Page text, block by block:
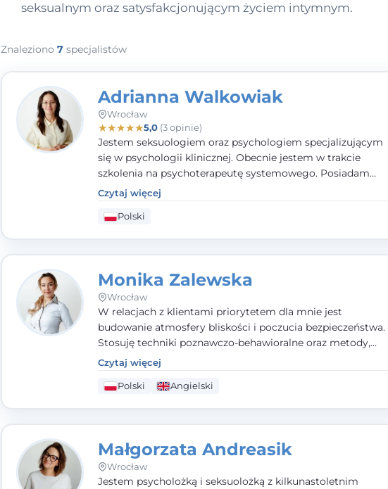
seksualnym oraz satysfakcjonującym życiem intymnym.
Znaleziono 7 specjalistów
Adrianna Walkowiak
Wrocław
★★★★★5,0(3 opinie)
Jestem seksuologiem oraz psychologiem specjalizującym
się w psychologii klinicznej. Obecnie jestem w trakcie
szkolenia na psychoterapeutę systemowego. Posiadam
status członka nadzwyczajnego Wielkopolskiego
TowarzystwaTerapii Systemowejoraz należę do Polskiego
Towarzystwa Psychiatrycznego. W mojej pracy na
zasobach.
Czytaj więcej
Polski
Monika Zalewska
Wrocław
W relacjach z klientami priorytetem dla mnie jest
budowanie atmosfery bliskości i poczucia bezpieczeństwa.
Stosuję techniki poznawczo-behawioralne oraz metody,
które koncentrują się na rozwiązaniach (TSR). Te polegają na
osiąganiu zamierzonych celów (doprowadzeniu do
rozwiązania trudnych sytuacji) poprzez identyfikowanie i
Czytaj więcej
Polski Angielski
Małgorzata Andreasik
Wrocław
Jestem psycholożką i seksuolożką z kilkunastoletnim